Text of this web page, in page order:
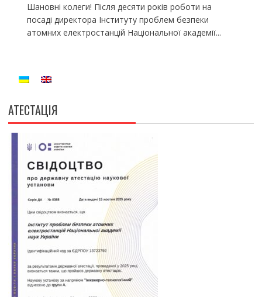
Шановні колеги! Після десяти років роботи на
посаді директора Інституту проблем безпеки
атомних електростанцій Національної академії...
АТЕСТАЦІЯ